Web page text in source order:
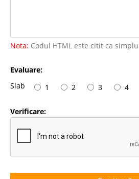
Nota: Codul HTML este citit ca
Evaluare:
Slab
1 2 3 4
Verificare: